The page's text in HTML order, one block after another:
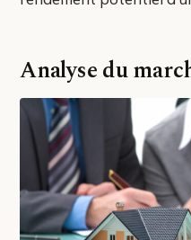
Analyse du